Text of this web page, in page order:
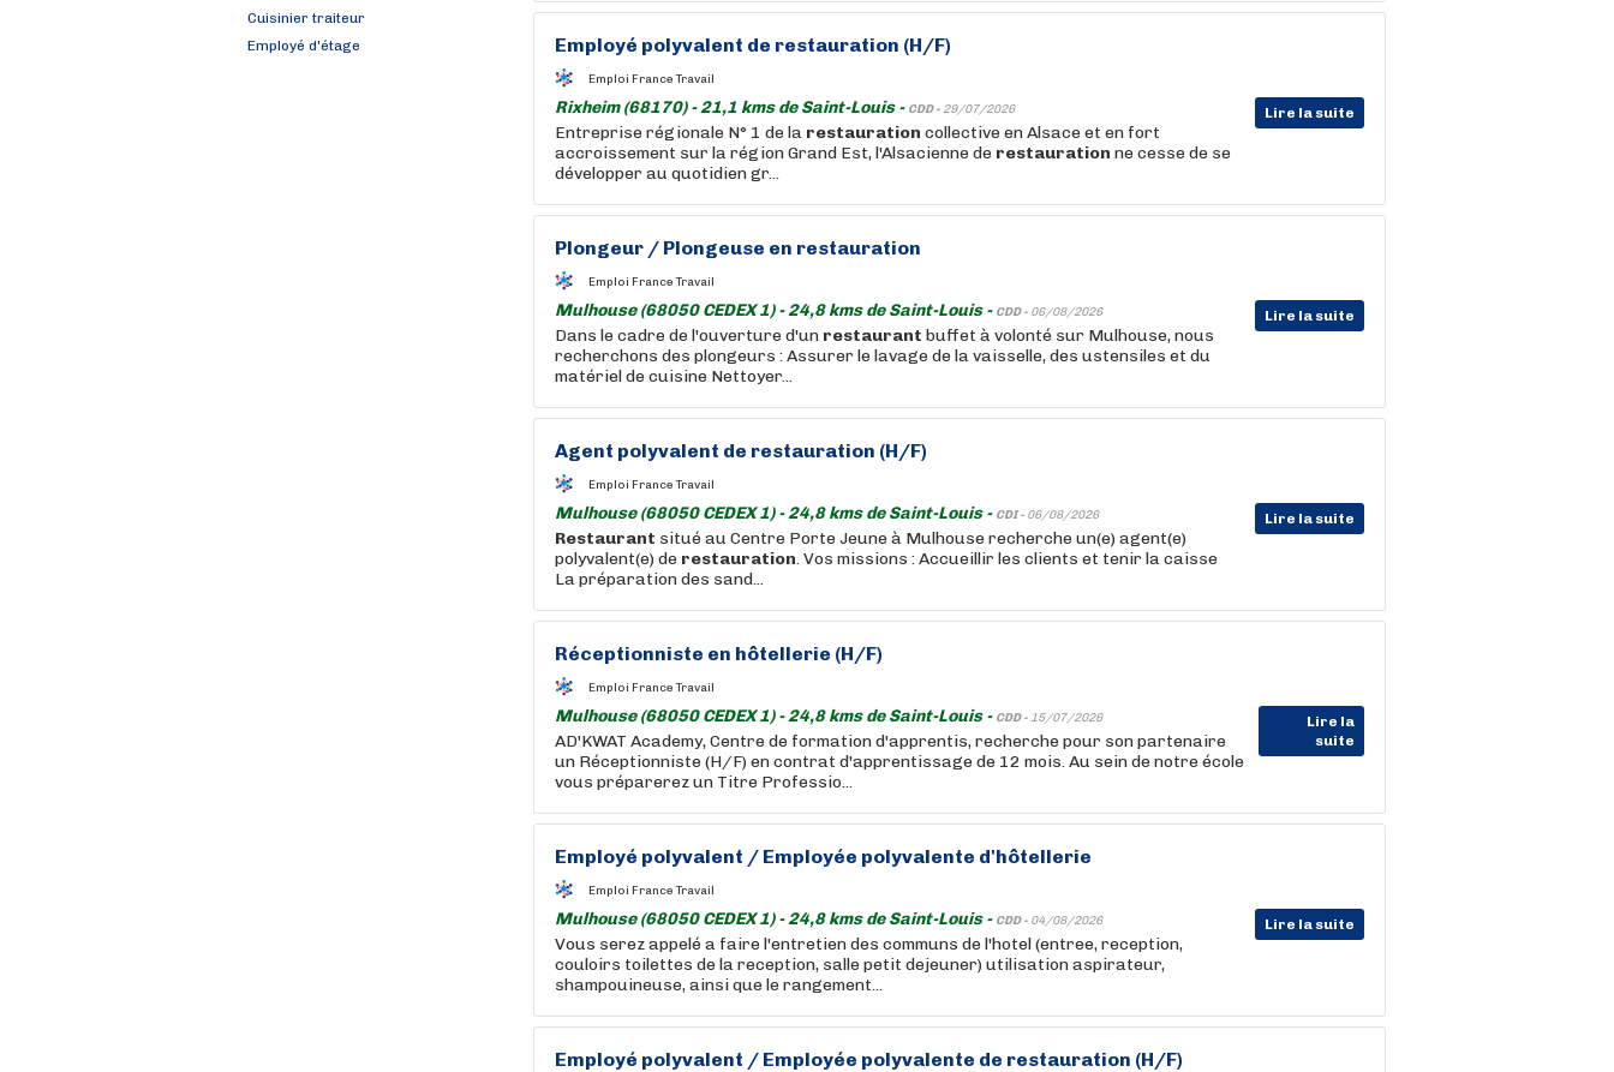
Cuisinier traiteur
Employé d'étage
Employé polyvalent de restauration (H/F)
Emploi France Travail
Rixheim (68170) - 21,1 kms de Saint-Louis - CDD - 29/07/2026 Lire la suite
Entreprise régionale N° 1 de la restauration collective en Alsace et en fort
accroissement sur la région Grand Est, l'Alsacienne de restauration ne cesse de se
développer au quotidien gr...
Plongeur / Plongeuse en restauration
Emploi France Travail
Mulhouse (68050 CEDEX 1) - 24,8 kms de Saint-Louis - CDD - 06/08/2026 Lire la suite
Dans le cadre de l'ouverture d'un restaurant buffet à volonté sur Mulhouse, nous
recherchons des plongeurs : Assurer le lavage de la vaisselle, des ustensiles et du
matériel de cuisine Nettoyer...
Agent polyvalent de restauration (H/F)
Emploi France Travail
Mulhouse (68050 CEDEX 1) - 24,8 kms de Saint-Louis - CDI - 06/08/2026 Lire la suite
Restaurant situé au Centre Porte Jeune à Mulhouse recherche un(e) agent(e)
polyvalent(e) de restauration. Vos missions : Accueillir les clients et tenir la caisse
La préparation des sand...
Réceptionniste en hôtellerie (H/F)
Emploi France Travail
Mulhouse (68050 CEDEX 1) - 24,8 kms de Saint-Louis - CDD - 15/07/2026
Lire la
suite
AD'KWAT Academy, Centre de formation d'apprentis, recherche pour son partenaire
un Réceptionniste (H/F) en contrat d'apprentissage de 12 mois. Au sein de notre école
vous préparerez un Titre Professio...
Employé polyvalent / Employée polyvalente d'hôtellerie
Emploi France Travail
Mulhouse (68050 CEDEX 1) - 24,8 kms de Saint-Louis - CDD - 04/08/2026 Lire la suite
Vous serez appelé a faire l'entretien des communs de l'hotel (entree, reception,
couloirs toilettes de la reception, salle petit dejeuner) utilisation aspirateur,
shampouineuse, ainsi que le rangement...
Employé polyvalent / Employée polyvalente de restauration (H/F)